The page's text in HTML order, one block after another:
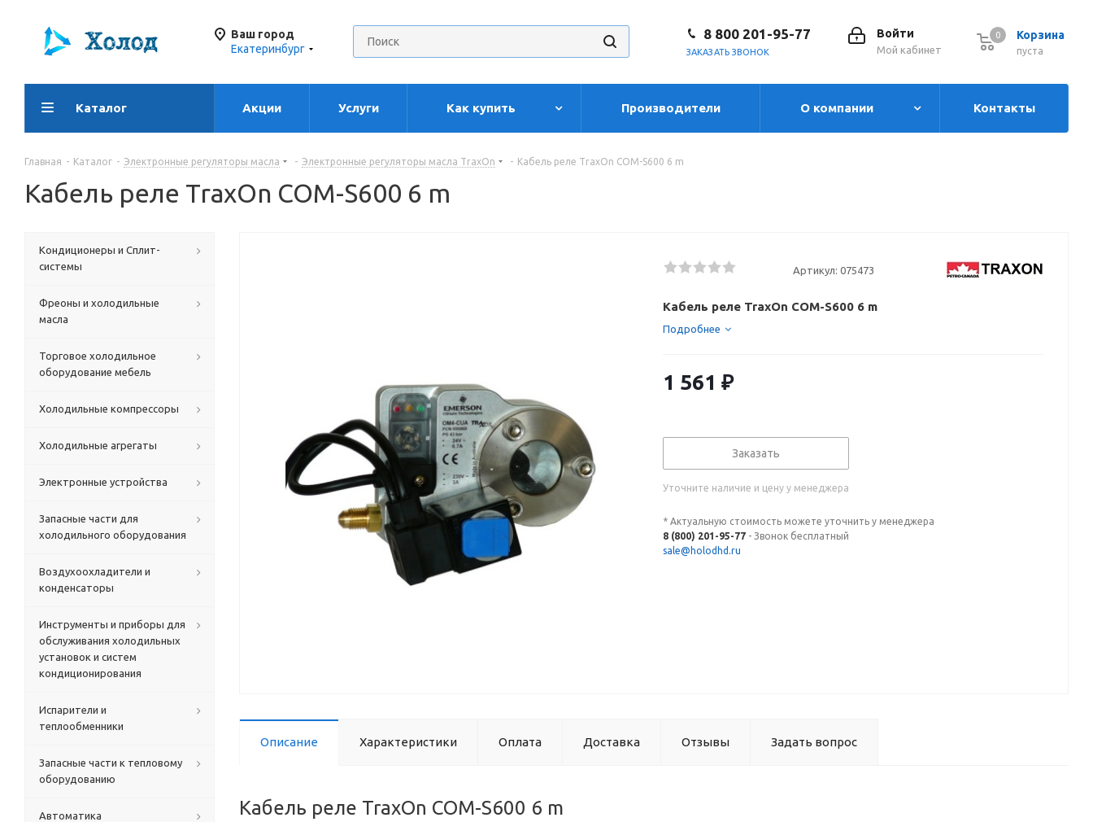
Ваш город
Екатеринбург
Корзина
0
пуста
0
Войти
Мой кабинет
8 800 201-95-77
ЗАКАЗАТЬ ЗВОНОК
Каталог Акции Услуги Как купить Производители О компании Контакты
Главная - Каталог - Электронные регуляторы масла - Электронные регуляторы масла TraxOn - Кабель реле TraxOn COM-S600 6 m
Кабель реле TraxOn COM-S600 6 m
Артикул: 075473
Кабель реле TraxOn COM-S600 6 m
Подробнее
1 561 ₽
Заказать
Уточните наличие и цену у менеджера
* Актуальную стоимость можете уточнить у менеджера
8 (800) 201-95-77 - Звонок бесплатный
sale@holodhd.ru
Описание Характеристики Оплата Доставка Отзывы Задать вопрос
Кабель реле TraxOn COM-S600 6 m
Кондиционеры и Сплит-
системы
Фреоны и холодильные
масла
Торговое холодильное
оборудование мебель
Холодильные компрессоры
Холодильные агрегаты
Электронные устройства
Запасные части для
холодильного оборудования
Воздухоохладители и
конденсаторы
Инструменты и приборы для
обслуживания холодильных
установок и систем
кондиционирования
Испарители и
теплообменники
Запасные части к тепловому
оборудованию
Автоматика